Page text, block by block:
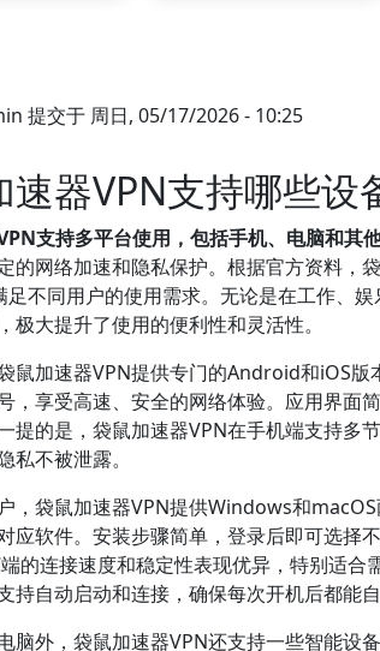
提交于 周日, 05/17/2026 - 10:25
速器VPN支持哪些设
支持多平台使用，包括手机、电脑和其他
的网络加速和隐私保护。根据官方资料
足不同用户的使用需求。无论是在工作、
极大提升了使用的便利性和灵活性。
鼠加速器VPN提供专门的Android和iOS版
，享受高速、安全的网络体验。应用界面
提的是，袋鼠加速器VPN在手机端支持多
私不被泄露。
，袋鼠加速器VPN提供Windows和
应软件。安装步骤简单，登录后即可选择
的连接速度和稳定性表现优异，特别适
持自动启动和连接，确保每次开机后都能
脑外，袋鼠加速器VPN还支持一些智能设